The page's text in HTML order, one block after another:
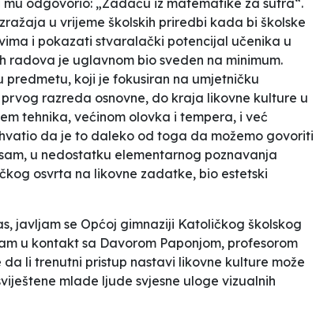
u vrijeme školskih priredbi kada bi školske
i pokazati stvaralački potencijal učenika u
radova je uglavnom bio sveden na minimum.
predmetu, koji je fokusiran na umjetničku
razreda osnovne, do kraja likovne kulture u
tehnika, većinom olovka i tempera, i već
da je to daleko od toga da možemo govoriti
u nedostatku elementarnog poznavanja
osvrta na likovne zadatke, bio estetski
javljam se Općoj gimnaziji Katoličkog školskog
u kontakt sa Davorom Paponjom, profesorom
li trenutni pristup nastavi likovne kulture može
mlade ljude svjesne uloge vizualnih